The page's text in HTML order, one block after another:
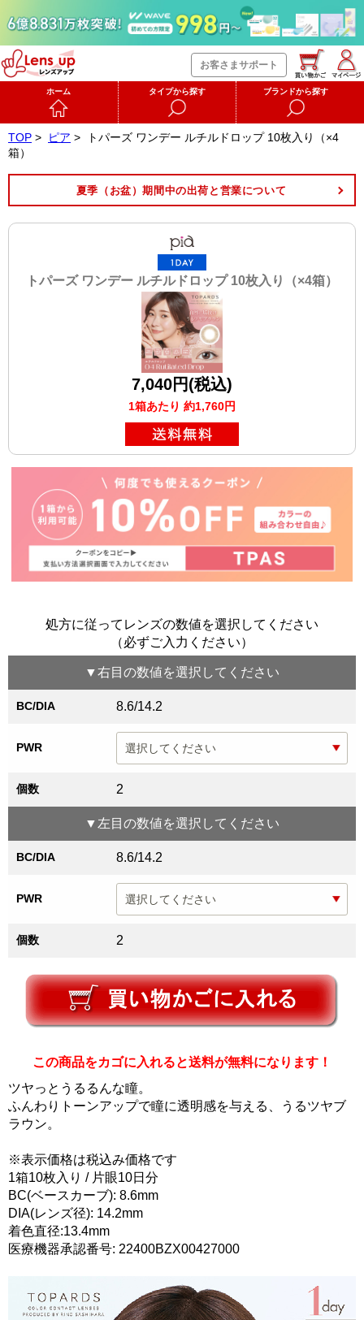
お客さまサポート
ホーム タイプから探す ブランドから探す
TOP > ピア >
トパーズ ワンデー ルチルドロップ 10枚入り（×4
箱）
夏季（お盆）期間中の出荷と営業について
トパーズ ワンデー ルチルドロップ 10枚入り（×4箱）
7,040円(税込)
1箱あたり 約1,760円
処方に従ってレンズの数値を選択してください
（必ずご入力ください）
▼右目 の数値を選択してください
BC/DIA 8.6/14.2
PWR
個数 2
▼左目 の数値を選択してください
BC/DIA 8.6/14.2
PWR
個数 2
この商品をカゴに入れると送料が無料になります！
ツヤっとうるるんな瞳。
ふんわりトーンアップで瞳に透明感を与える、うるツヤブ
ラウン。
※表示価格は税込み価格です
1箱10枚入り / 片眼10日分
BC(ベースカーブ): 8.6mm
DIA(レンズ径): 14.2mm
着色直径:13.4mm
医療機器承認番号: 22400BZX00427000